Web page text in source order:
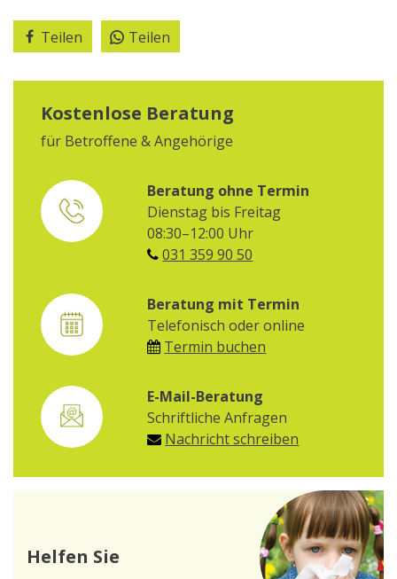
Teilen Teilen
Kostenlose Beratung
für Betroffene & Angehörige
Beratung ohne Termin
Dienstag bis Freitag
08:30–12:00 Uhr
031 359 90 50
Beratung mit Termin
Telefonisch oder online
Termin buchen
E-Mail-Beratung
Schriftliche Anfragen
Nachricht schreiben
Helfen Sie